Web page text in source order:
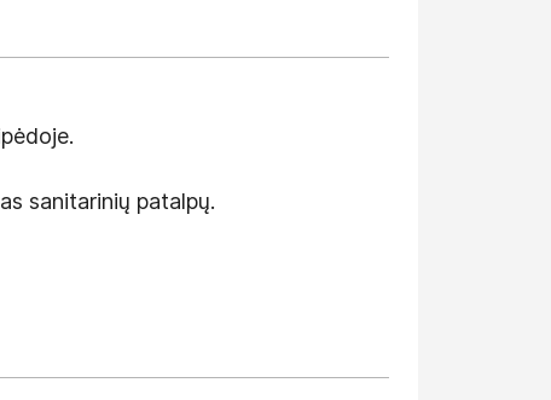
sanitarinių patalpų.